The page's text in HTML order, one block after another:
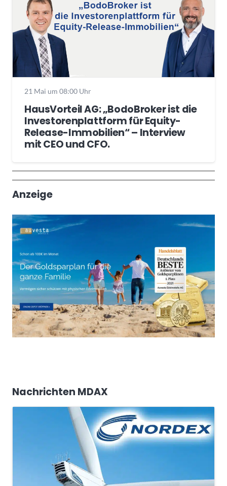
21 Mai um 08:00 Uhr
HausVorteil AG: „BodoBroker ist die
Investorenplattform für Equity-
Release-Immobilien“ – Interview
mit CEO und CFO.
Wochenrückblick
Trendthemen
Anzeige
Nachrichten MDAX